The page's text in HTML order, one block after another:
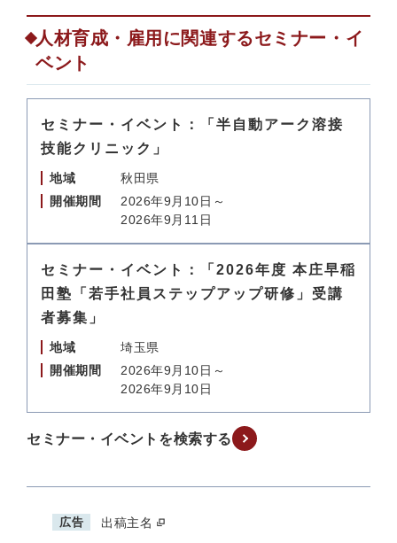
人材育成・雇用に関連するセミナー・イ
ベント
セミナー・イベント：「半自動アーク溶接
技能クリニック」
地域
秋田県
開催期間
2026年9月10日～
2026年9月11日
セミナー・イベント：「2026年度 本庄早稲
田塾「若手社員ステップアップ研修」受講
者募集」
地域
埼玉県
開催期間
2026年9月10日～
2026年9月10日
セミナー・イベントを検索する
広告 出稿主名